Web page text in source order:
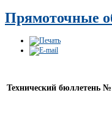
Прямоточные
Технический бюллетень